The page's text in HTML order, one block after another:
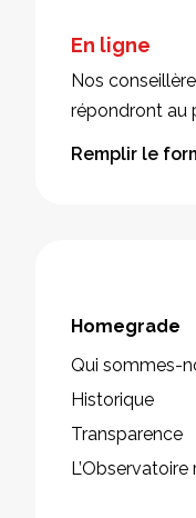
En ligne
Nos
répondront au
Remplir le
Homegrade
Qui sommes-
Historique
Transparence